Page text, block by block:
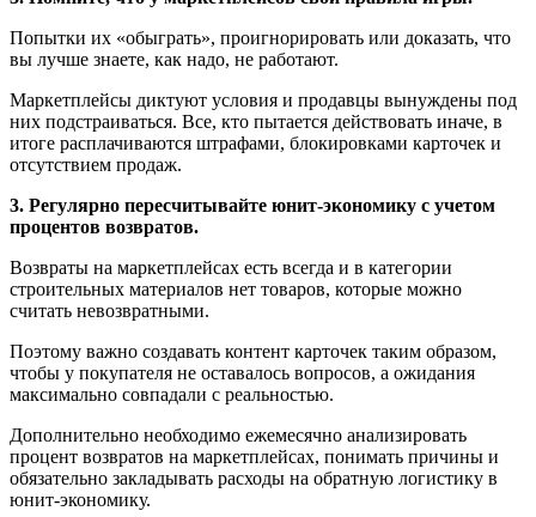
Попытки их «обыграть», проигнорировать или доказать, что
вы лучше знаете, как надо, не работают.
Маркетплейсы диктуют условия и продавцы вынуждены под
них подстраиваться. Все, кто пытается действовать иначе, в
итоге расплачиваются штрафами, блокировками карточек и
отсутствием продаж.
3. Регулярно пересчитывайте юнит-экономику с учетом
процентов возвратов.
Возвраты на маркетплейсах есть всегда и в категории
строительных материалов нет товаров, которые можно
считать невозвратными.
Поэтому важно создавать контент карточек таким образом,
чтобы у покупателя не оставалось вопросов, а ожидания
максимально совпадали с реальностью.
Дополнительно необходимо ежемесячно анализировать
процент возвратов на маркетплейсах, понимать причины и
обязательно закладывать расходы на обратную логистику в
юнит-экономику.